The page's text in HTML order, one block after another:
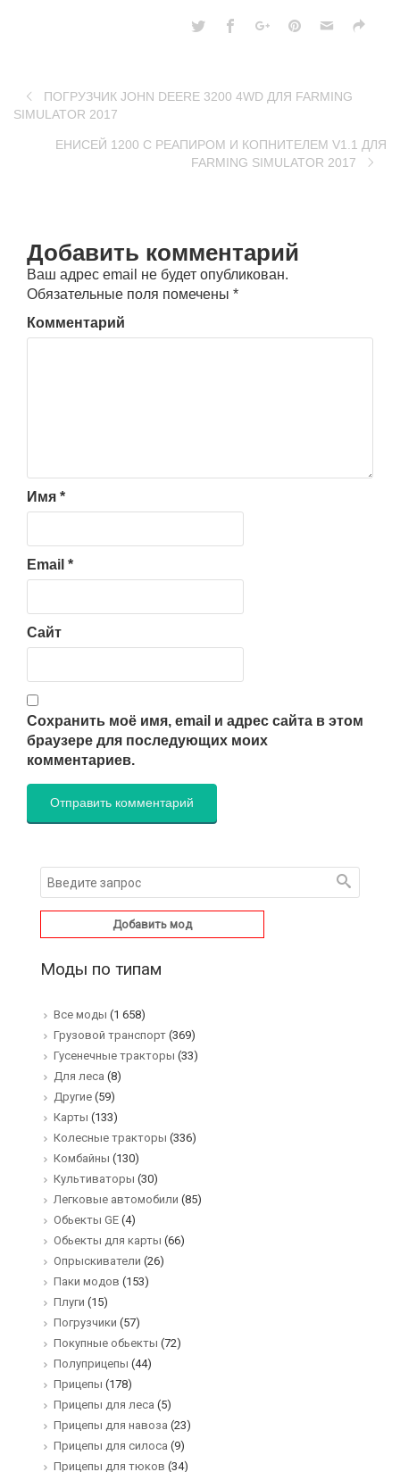
ПОГРУЗЧИК JOHN DEERE 3200 4WD ДЛЯ FARMING
SIMULATOR 2017
ЕНИСЕЙ 1200 С РЕАПИРОМ И КОПНИТЕЛЕМ V1.1 ДЛЯ
FARMING SIMULATOR 2017
Добавить комментарий
Ваш адрес email не будет опубликован.
Обязательные поля помечены *
Комментарий
Имя *
Email *
Сайт
Сохранить моё имя, email и адрес сайта в этом
браузере для последующих моих
комментариев.
Добавить мод
Моды по типам
Все моды (1 658)
Грузовой транспорт (369)
Гусенечные тракторы (33)
Для леса (8)
Другие (59)
Карты (133)
Колесные тракторы (336)
Комбайны (130)
Культиваторы (30)
Легковые автомобили (85)
Обьекты GE (4)
Обьекты для карты (66)
Опрыскиватели (26)
Паки модов (153)
Плуги (15)
Погрузчики (57)
Покупные обьекты (72)
Полуприцепы (44)
Прицепы (178)
Прицепы для леса (5)
Прицепы для навоза (23)
Прицепы для силоса (9)
Прицепы для тюков (34)